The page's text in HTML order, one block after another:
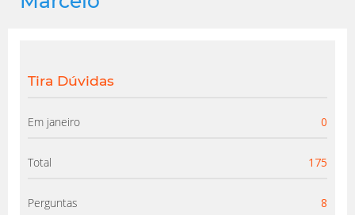
Tira Dúvidas
Em janeiro 0
Total 175
Perguntas 8